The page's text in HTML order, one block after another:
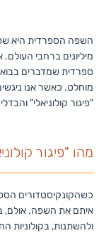
השפה הספרדית היא
מיליונים ברחבי
ספרדית שמדברים
מוחלט. כאשר אנו
"פיגור קולוניאלי"
מהו "פיגור
איתם את השפה.
ולהשתנות, בקולוניות